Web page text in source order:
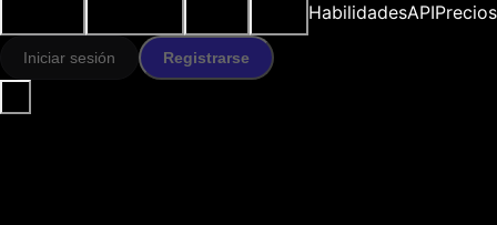
HabilidadesAPIPrecios
Iniciar sesión Registrarse